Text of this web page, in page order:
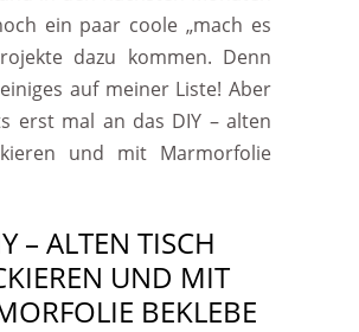
ein paar coole „mach es
dazu kommen. Denn
auf meiner Liste! Aber
erst mal an das DIY – alten
und mit Marmorfolie
– ALTEN TISCH
UND MIT
BEKLEBE